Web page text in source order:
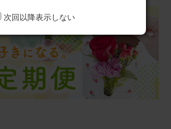
次回以降表示しない